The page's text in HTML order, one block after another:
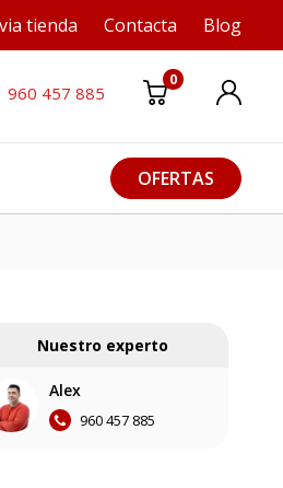
tienda Contacta Blog
960 457 885
0
OFERTAS
Nuestro experto
Alex
960 457 885